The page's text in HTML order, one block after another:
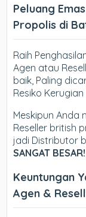
Peluang
Propolis di
Raih
Agen atau
baik, Paling
Resiko
Meskipun Anda
Reseller british
jadi Distributor
SANGAT BESAR!
Keuntungan
Agen &